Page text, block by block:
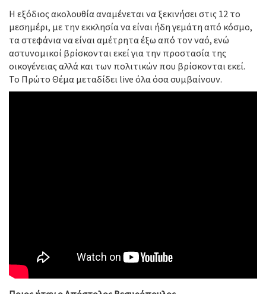
Η εξόδιος ακολουθία αναμένεται να ξεκινήσει στις 12 το
μεσημέρι, με την εκκλησία να είναι ήδη γεμάτη από κόσμο,
τα στεφάνια να είναι αμέτρητα έξω από τον ναό, ενώ
αστυνομικοί βρίσκονται εκεί για την προστασία της
οικογένειας αλλά και των πολιτικών που βρίσκονται εκεί.
Το Πρώτο Θέμα μεταδίδει live όλα όσα συμβαίνουν.